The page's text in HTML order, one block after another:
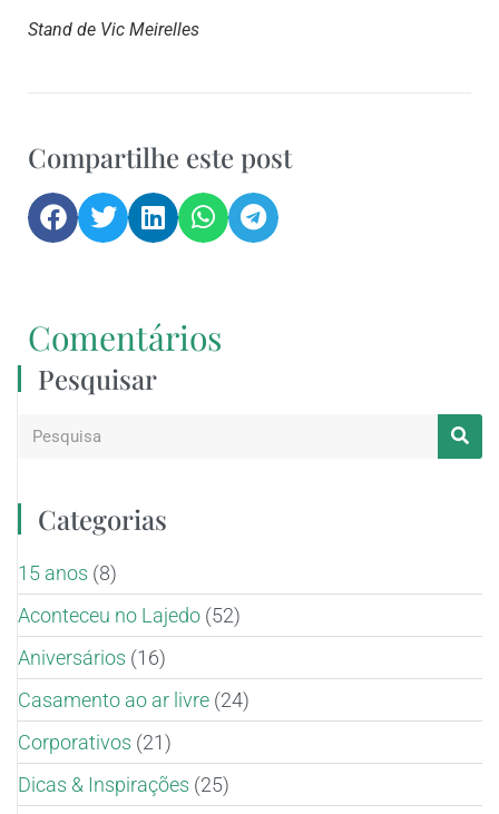
Stand de Vic Meirelles
Compartilhe este post
Comentários
Pesquisar
Categorias
15 anos (8)
Aconteceu no Lajedo (52)
Aniversários (16)
Casamento ao ar livre (24)
Corporativos (21)
Dicas & Inspirações (25)